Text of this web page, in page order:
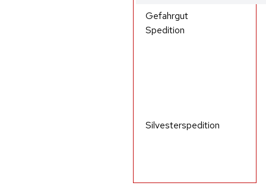
Gefahrgut
Spedition
Silvesterspedition